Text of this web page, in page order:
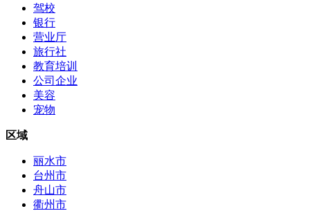
驾校
银行
营业厅
旅行社
教育培训
公司企业
美容
宠物
区域
丽水市
台州市
舟山市
衢州市